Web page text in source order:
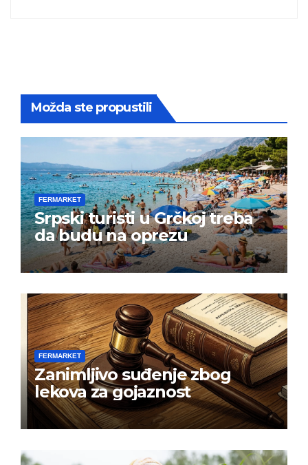
Možda ste propustili
FERMARKET
Srpski turisti u Grčkoj treba
da budu na oprezu
FERMARKET
Zanimljivo suđenje zbog
lekova za gojaznost